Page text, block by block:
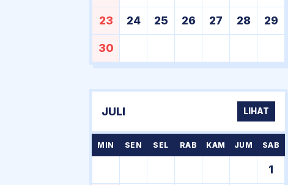
23 24 25 26 27 28 29
30
JULI LIHAT
MIN SEN SEL RAB KAM JUM SAB
1